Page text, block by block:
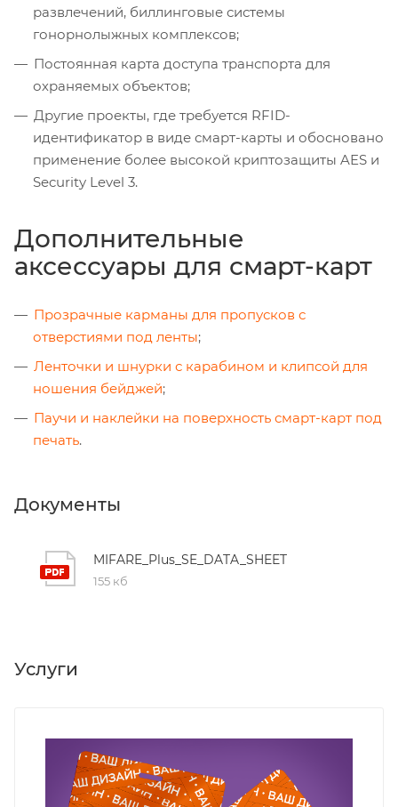
развлечений, биллинговые системы
гонорнолыжных комплексов;
Постоянная карта доступа транспорта для
охраняемых объектов;
Другие проекты, где требуется RFID-
идентификатор в виде смарт-карты и обосновано
применение более высокой криптозащиты AES и
Security Level 3.
Дополнительные
аксессуары для смарт-карт
Прозрачные карманы для пропусков с
отверстиями под ленты;
Ленточки и шнурки с карабином и клипсой для
ношения бейджей;
Паучи и наклейки на поверхность смарт-карт под
печать.
Документы
MIFARE_Plus_SE_DATA_SHEET
155 кб
Услуги